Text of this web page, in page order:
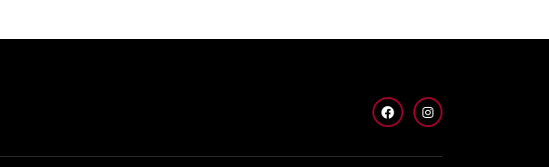
FACEBOOKINSTAGRAM